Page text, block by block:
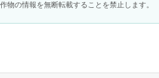
物の情報を無断転載することを禁止します。